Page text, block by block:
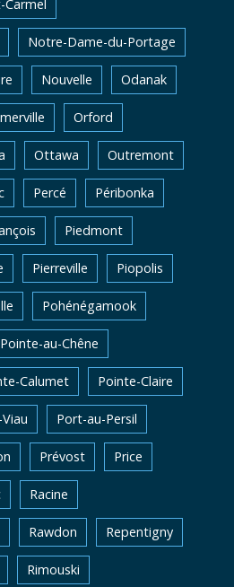
Notre-Dame-du-Portage
Nouvelle Odanak
Orford
Ottawa Outremont
Percé Péribonka
Piedmont
Pierreville Piopolis
Pohénégamook
Pointe-au-Chêne
Calumet Pointe-Claire
Port-au-Persil
Prévost Price
Racine
Rawdon Repentigny
Rimouski